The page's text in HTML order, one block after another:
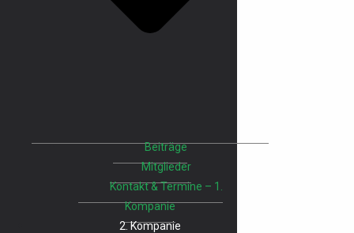
Beiträge
Mitglieder
Kontakt & Termine – 1.
Kompanie
2. Kompanie